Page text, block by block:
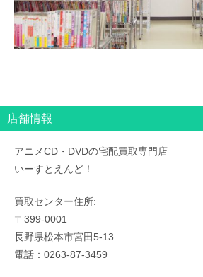
店舗情報
アニメCD・DVDの宅配買取専門店
いーすとえんど！
買取センター住所:
〒399-0001
長野県松本市宮田5-13
電話：0263-87-3459